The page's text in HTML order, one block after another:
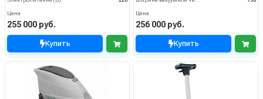
Цена
255 000 руб.
Купить
Цена
256 000 руб.
Купить